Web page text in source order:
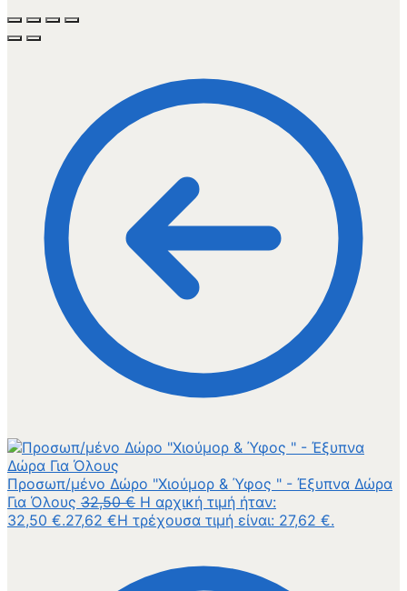
Προσωπ/μένο Δώρο "Χιούμορ & Ύφος " - Έξυπνα Δώρα
Για Όλους 32,50€ Η αρχική τιμή ήταν:
32,50 €.27,62 €Η τρέχουσα τιμή είναι: 27,62 €.